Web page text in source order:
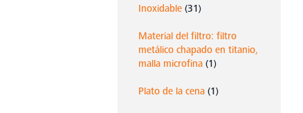
Inoxidable (31)
Material del filtro: filtro
metálico chapado en titanio,
malla microfina (1)
Plato de la cena (1)